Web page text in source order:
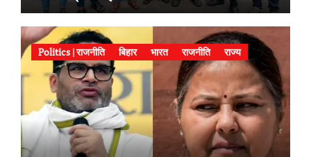
Politics | राजनीति बिहार भारत राजनीति राज्य